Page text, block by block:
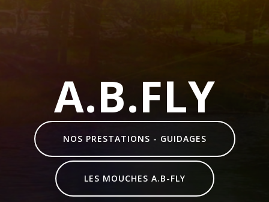
A.B.FLY
NOS PRESTATIONS - GUIDAGES
LES MOUCHES A.B-FLY